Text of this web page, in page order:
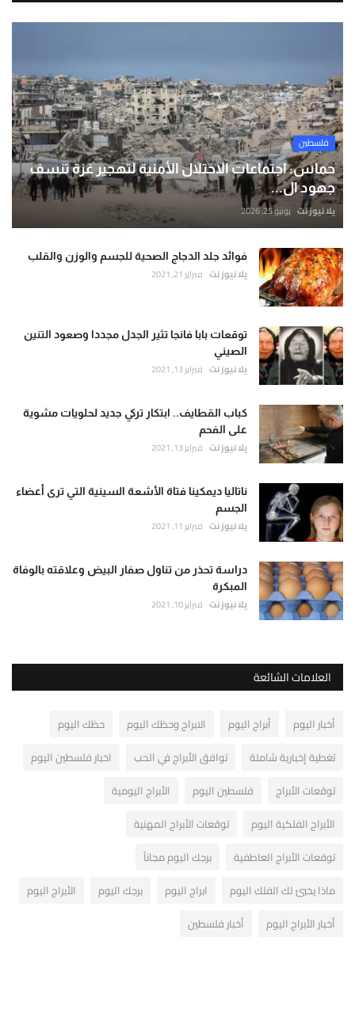
فلسطين
حماس: اجتماعات الاحتلال الأمنية لتهجير غزة تنسف
جهود ال...
يلا نيوز نت يونيو 25, 2026
فوائد جلد الدجاج الصحية للجسم والوزن والقلب
يلا نيوز نت فبراير 21, 2021
توقعات بابا فانجا تثير الجدل مجددا وصعود التنين
الصيني
يلا نيوز نت فبراير 13, 2021
كباب القطايف.. ابتكار تركي جديد لحلويات مشوية
على الفحم
يلا نيوز نت فبراير 13, 2021
ناتاليا ديمكينا فتاة الأشعة السينية التي ترى أعضاء
الجسم
يلا نيوز نت فبراير 11, 2021
دراسة تحذر من تناول صفار البيض وعلاقته بالوفاة
المبكرة
يلا نيوز نت فبراير 10, 2021
العلامات الشائعة
أخبار اليوم أبراج اليوم الابراج وحظك اليوم
حظك اليوم
تغطية إخبارية شاملة
توافق الأبراج في الحب
اخبار فلسطين اليوم
توقعات الأبراج
فلسطين اليوم
الأبراج اليومية
الأبراج الفلكية اليوم
توقعات الأبراج المهنية
توقعات الأبراج العاطفية
برجك اليوم مجاناً
ماذا يخبئ لك الفلك اليوم
ابراج اليوم برجك اليوم
الأبراج اليوم
أخبار الأبراج اليوم
أخبار فلسطين